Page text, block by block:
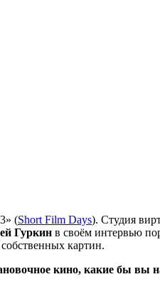
(Short Film Days). Студия
Гуркин в своём интервью
картин.
кино, какие бы вы